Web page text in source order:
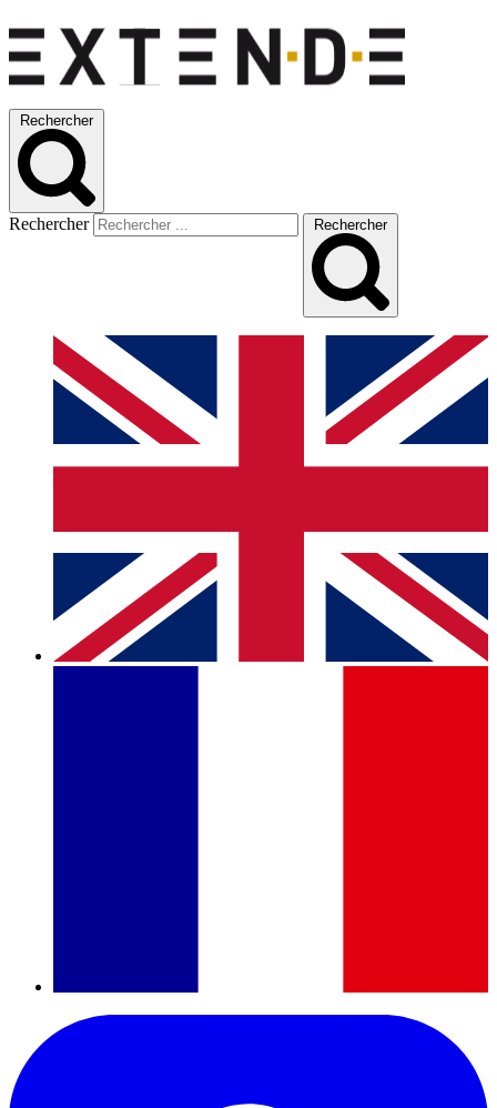
Rechercher
Rechercher Rechercher